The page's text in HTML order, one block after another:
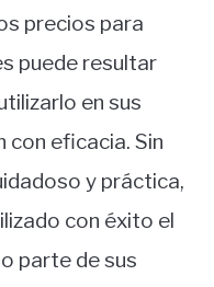
precios para
puede resultar
en sus
eficacia. Sin
y práctica,
con éxito el
parte de sus